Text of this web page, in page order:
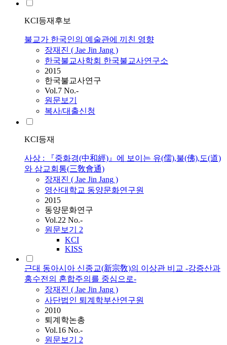
KCI등재후보
불교가 한국인의 예술관에 끼친 영향
장재진 ( Jae Jin Jang )
한국불교사학회 한국불교사연구소
2015
한국불교사연구
Vol.7 No.-
원문보기
복사/대출신청
KCI등재
사상 : 『중화경(中和經)』에 보이는 유(儒),불(佛),도(道)
와 삼교회통(三敎會通)
장재진 ( Jae Jin Jang )
영산대학교 동양문화연구원
2015
동양문화연구
Vol.22 No.-
원문보기 2
KCI
KISS
근대 동아시아 신종교(新宗敎)의 이상관 비교 -강증산과
홍수전의 혼합주의를 중심으로-
장재진 ( Jae Jin Jang )
사단법인 퇴계학부산연구원
2010
퇴계학논총
Vol.16 No.-
원문보기 2